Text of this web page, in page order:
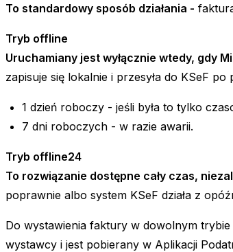
To standardowy sposób działania -
Tryb offline
Uruchamiany jest wyłącznie wtedy, gdy
zapisuje się lokalnie i przesyła do KSeF
1 dzień roboczy - jeśli była to tylko
7 dni roboczych - w razie awarii.
Tryb offline24
To rozwiązanie dostępne cały czas,
poprawnie albo system KSeF działa z
Do wystawienia faktury w dowolnym
wystawcy i jest pobierany w Aplikacji